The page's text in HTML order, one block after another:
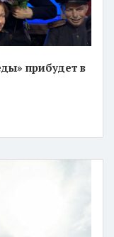
прибудет в